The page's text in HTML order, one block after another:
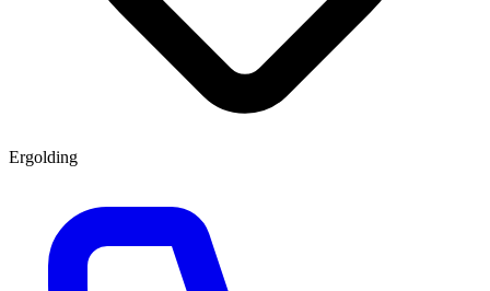
Ergolding